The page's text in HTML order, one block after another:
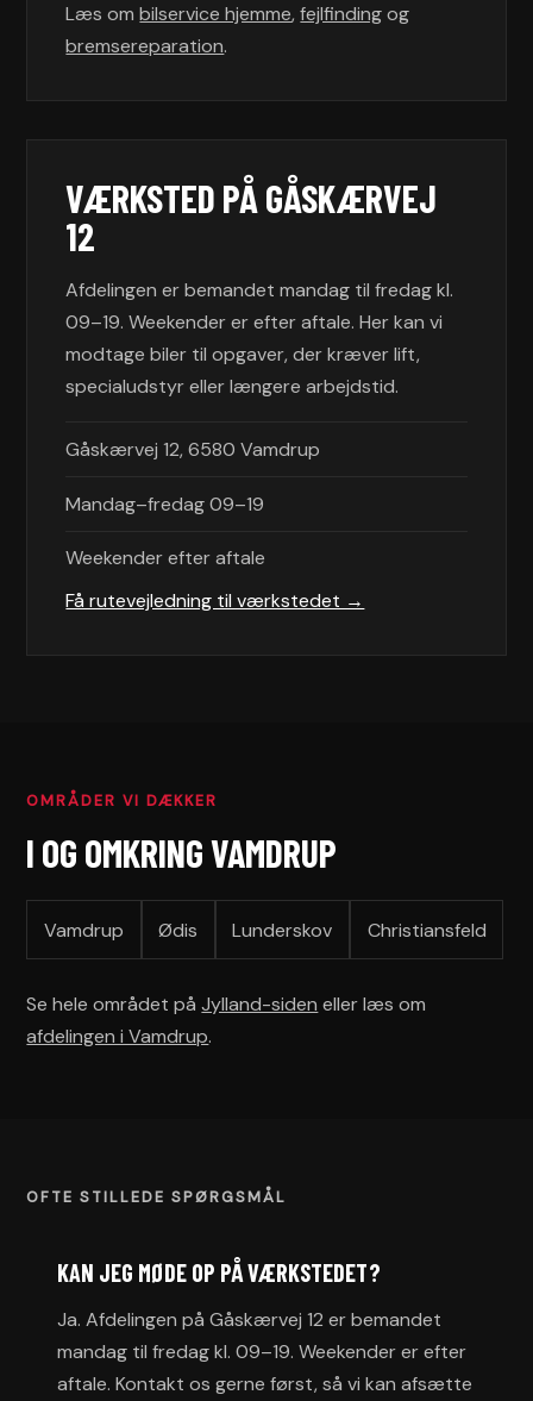
Læs ombilservice hjemme,fejlfindingog
bremsereparation.
VÆRKSTED PÅ GÅSKÆRVEJ
12
Afdelingen er bemandet mandag til fredag kl.
09–19. Weekender er efter aftale. Her kan vi
modtage biler til opgaver, der kræver lift,
specialudstyr eller længere arbejdstid.
Gåskærvej 12, 6580 Vamdrup
Mandag–fredag 09–19
Weekender efter aftale
Få rutevejledning til værkstedet →
OMRÅDER VI DÆKKER
I OG OMKRING VAMDRUP
Vamdrup Ødis Lunderskov Christiansfeld
Se hele området påJylland-siden eller læs om
afdelingen i Vamdrup.
OFTE STILLEDE SPØRGSMÅL
KAN JEG MØDE OP PÅ VÆRKSTEDET?
Ja. Afdelingen på Gåskærvej 12 er bemandet
mandag til fredag kl. 09–19. Weekender er efter
aftale. Kontakt os gerne først, så vi kan afsætte